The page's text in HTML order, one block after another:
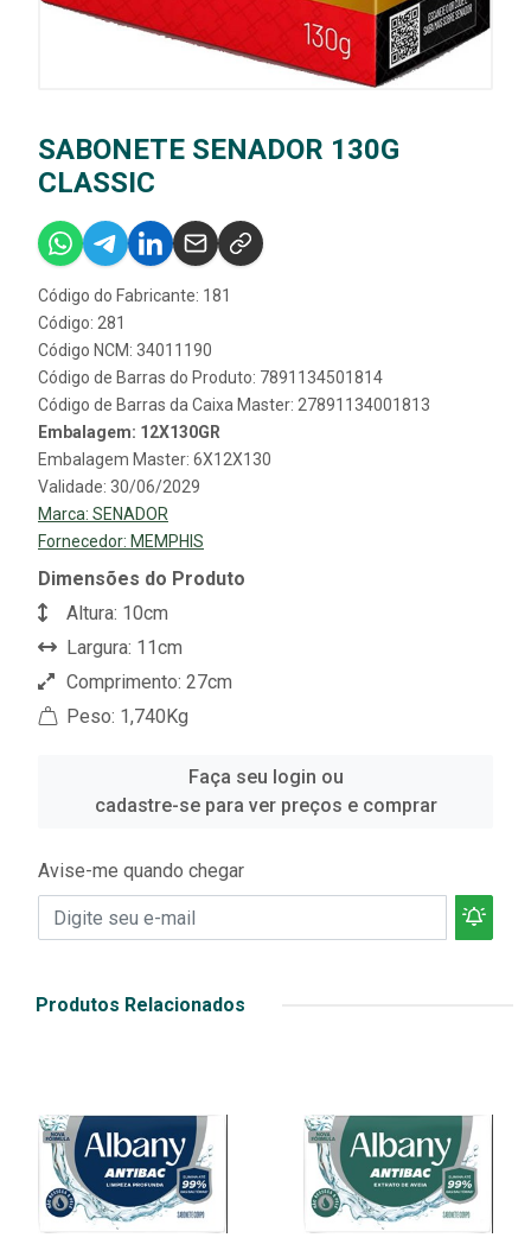
SABONETE SENADOR 130G
CLASSIC
Código do Fabricante: 181
Código: 281
Código NCM: 34011190
Código de Barras do Produto: 7891134501814
Código de Barras da Caixa Master: 27891134001813
Embalagem: 12X130GR
Embalagem Master: 6X12X130
Validade: 30/06/2029
Marca: SENADOR
Fornecedor: MEMPHIS
Dimensões do Produto
Altura: 10cm
Largura: 11cm
Comprimento: 27cm
Peso: 1,740Kg
Faça seu login ou
cadastre-se para ver preços e comprar
Avise-me quando chegar
Produtos Relacionados